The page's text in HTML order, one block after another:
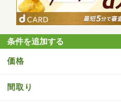
条件を追加する
価格
間取り